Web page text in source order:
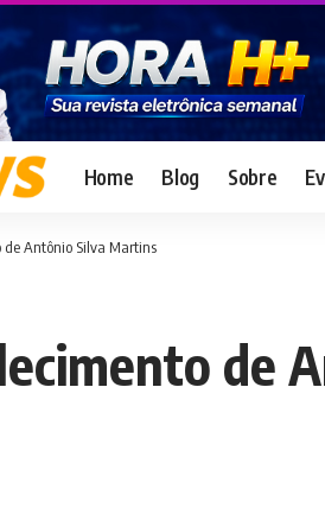
Home Blog Sobre
de Antônio Silva Martins
de